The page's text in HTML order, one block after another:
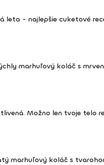
leta - najlepšie cuketové
marhuľový koláč s
Možno len tvoje telo
marhuľový koláč s